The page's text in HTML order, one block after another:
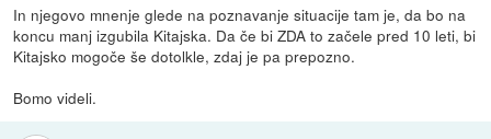
In njegovo mnenje glede na poznavanje situacije tam je, da bo na
koncu manj izgubila Kitajska. Da če bi ZDA to začele pred 10 leti, bi
Kitajsko mogoče še dotolkle, zdaj je pa prepozno.
Bomo videli.